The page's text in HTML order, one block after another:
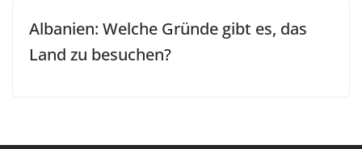
Albanien: Welche Gründe gibt es, das
Land zu besuchen?